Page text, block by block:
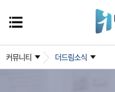
커뮤니티 더드림소식